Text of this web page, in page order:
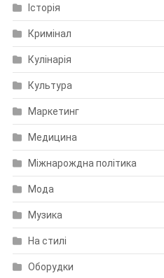
Історія
Кримінал
Кулінарія
Культура
Маркетинг
Медицина
Міжнарождна політика
Мода
Музика
На стилі
Оборудки